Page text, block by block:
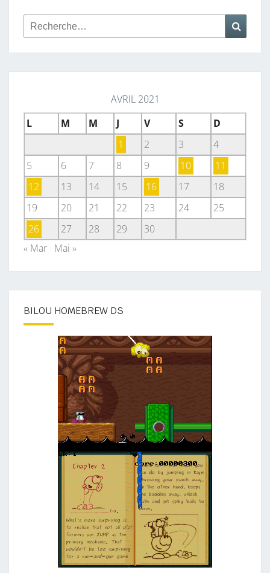
Rechercher :
AVRIL 2021
L
M M J V S
D
1
2 3
4
5
6 7 8 9 10
11
12
13 14 15 16 17
18
19
20 21 22 23 24
25
26
27 28 29
30
« Mar Mai »
BILOU HOMEBREW DS